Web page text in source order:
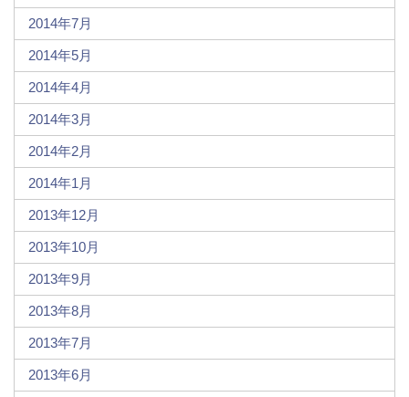
2014年7月
2014年5月
2014年4月
2014年3月
2014年2月
2014年1月
2013年12月
2013年10月
2013年9月
2013年8月
2013年7月
2013年6月